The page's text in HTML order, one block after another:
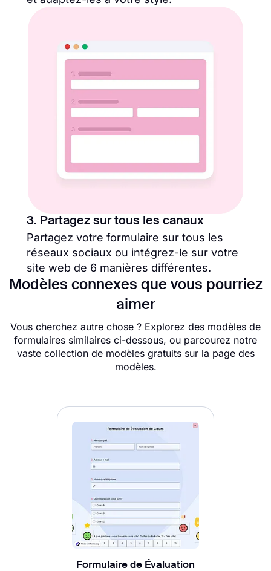
3. Partagez sur tous les canaux
Partagez votre formulaire sur tous les
réseaux sociaux ou intégrez-le sur votre
site web de 6 manières différentes.
Modèles connexes que vous pourriez
aimer
Vous cherchez autre chose ? Explorez des modèles de
formulaires similaires ci-dessous, ou parcourez notre
vaste collection de modèles gratuits sur la page des
modèles.
Formulaire de Évaluation